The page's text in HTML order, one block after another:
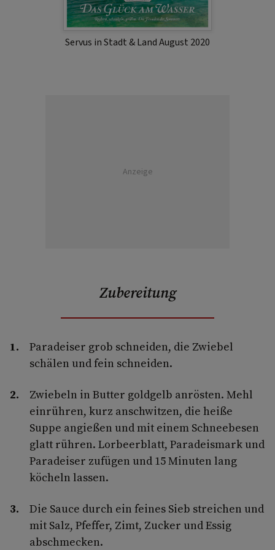
Servus in Stadt & Land August 2020
Anzeige
Zubereitung
Paradeiser grob schneiden, die Zwiebel
schälen und fein schneiden.
Zwiebeln in Butter goldgelb anrösten. Mehl
einrühren, kurz anschwitzen, die heiße
Suppe angießen und mit einem Schneebesen
glatt rühren. Lorbeerblatt, Paradeismark und
Paradeiser zufügen und 15 Minuten lang
köcheln lassen.
Die Sauce durch ein feines Sieb streichen und
mit Salz, Pfeffer, Zimt, Zucker und Essig
abschmecken.